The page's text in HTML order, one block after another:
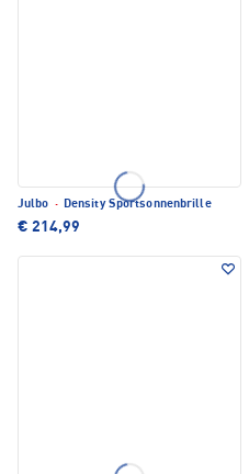
Julbo · Density Sportsonnenbrille
€ 214,99